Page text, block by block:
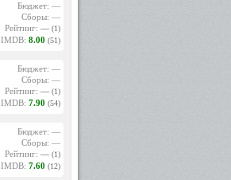
Бюджет: —
Сборы: —
Рейтинг: — (1)
IMDB: 8.00 (51)
Бюджет: —
Сборы: —
Рейтинг: — (1)
IMDB: 7.90 (54)
Бюджет: —
Сборы: —
Рейтинг: — (1)
IMDB: 7.60 (12)